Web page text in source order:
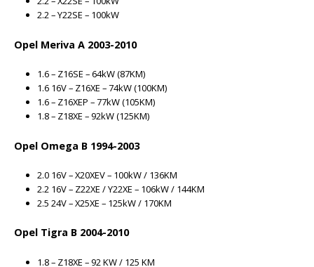
2.2 – Y22SE – 100kW
Opel Meriva A 2003-2010
1.6 – Z16SE – 64kW (87KM)
1.6 16V – Z16XE – 74kW (100KM)
1.6 – Z16XEP – 77kW (105KM)
1.8 – Z18XE – 92kW (125KM)
Opel Omega B 1994-2003
2.0 16V – X20XEV – 100kW / 136KM
2.2 16V – Z22XE / Y22XE – 106kW / 144KM
2.5 24V – X25XE – 125kW / 170KM
Opel Tigra B 2004-2010
1.8 – Z18XE – 92 KW / 125 KM